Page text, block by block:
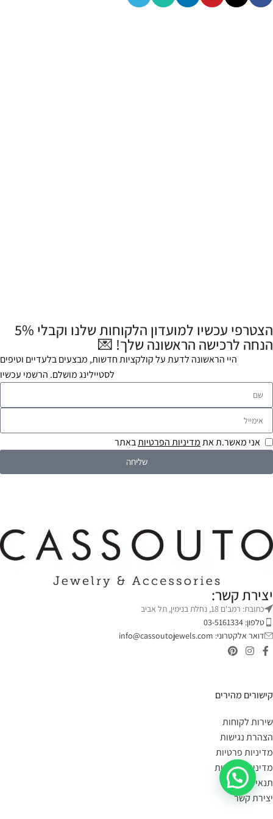
הצטרפי עכשיו למועדון הלקוחות שלנו וקבלי 5%
הנחה לרכישה הראשונה שלך! 💌
היי הראשונה לדעת על קולקציות חדשות, מבצעים בלעדיים וטיפים
לסטיילינג מושלם. הרשמי עכשיו
אני מאשר.ת אתמדיניות הפרטיותבאתר
שליחה
יצירת קשר:
כתובת: רמב'ם 18, נחלת בנימין, תל אביב
טלפון: 03-5161334
דואר אלקטרוני: info@cassoutojewels.com
קישורים מהירים
שירות לקוחות
הצהרת נגישות
מדיניות פרטיות
מדיניות החזרות
תנאי שימוש
יצירת קשר